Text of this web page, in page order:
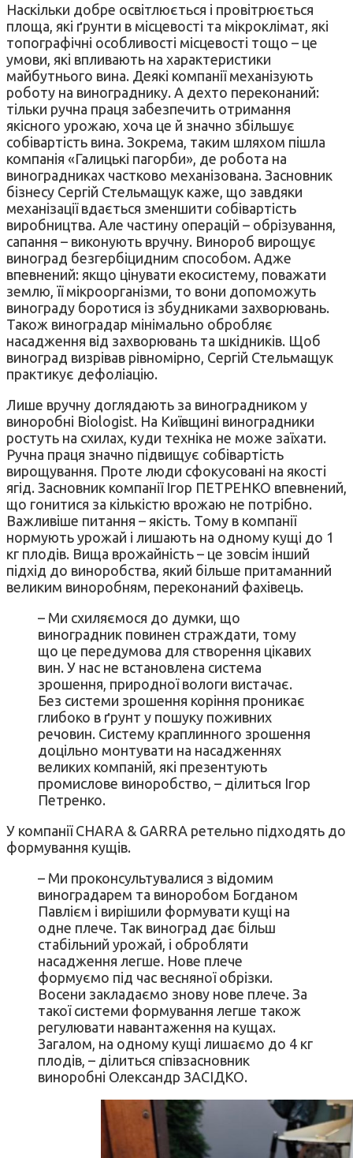
Наскільки добре освітлюється і провітрюється
площа, які ґрунти в місцевості та мікроклімат, які
топографічні особливості місцевості тощо – це
умови, які впливають на характеристики
майбутнього вина. Деякі компанії механізують
роботу на винограднику. А дехто переконаний:
тільки ручна праця забезпечить отримання
якісного урожаю, хоча це й значно збільшує
собівартість вина. Зокрема, таким шляхом пішла
компанія «Галицькі пагорби», де робота на
виноградниках частково механізована. Засновник
бізнесу Сергій Стельмащук каже, що завдяки
механізації вдається зменшити собівартість
виробництва. Але частину операцій – обрізування,
сапання – виконують вручну. Винороб вирощує
виноград безгербіцидним способом. Адже
впевнений: якщо цінувати екосистему, поважати
землю, її мікроорганізми, то вони допоможуть
винограду боротися із збудниками захворювань.
Також виноградар мінімально обробляє
насадження від захворювань та шкідників. Щоб
виноград визрівав рівномірно, Сергій Стельмащук
практикує дефоліацію.
Лише вручну доглядають за виноградником у
виноробні Biologist. На Київщині виноградники
ростуть на схилах, куди техніка не може заїхати.
Ручна праця значно підвищує собівартість
вирощування. Проте люди сфокусовані на якості
ягід. Засновник компанії Ігор ПЕТРЕНКО впевнений,
що гонитися за кількістю врожаю не потрібно.
Важливіше питання – якість. Тому в компанії
нормують урожай і лишають на одному кущі до 1
кг плодів. Вища врожайність – це зовсім інший
підхід до виноробства, який більше притаманний
великим виноробням, переконаний фахівець.
– Ми схиляємося до думки, що
виноградник повинен страждати, тому
що це передумова для створення цікавих
вин. У нас не встановлена система
зрошення, природної вологи вистачає.
Без системи зрошення коріння проникає
глибоко в ґрунт у пошуку поживних
речовин. Систему краплинного зрошення
доцільно монтувати на насадженнях
великих компаній, які презентують
промислове виноробство, – ділиться Ігор
Петренко.
У компанії CHARA & GARRA ретельно підходять до
формування кущів.
– Ми проконсультувалися з відомим
виноградарем та виноробом Богданом
Павлієм і вирішили формувати кущі на
одне плече. Так виноград дає більш
стабільний урожай, і обробляти
насадження легше. Нове плече
формуємо під час весняної обрізки.
Восени закладаємо знову нове плече. За
такої системи формування легше також
регулювати навантаження на кущах.
Загалом, на одному кущі лишаємо до 4 кг
плодів, – ділиться співзасновник
виноробні Олександр ЗАСІДКО.